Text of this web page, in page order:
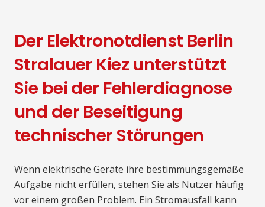
Der Elektronotdienst Berlin
Stralauer Kiez unterstützt
Sie bei der Fehlerdiagnose
und der Beseitigung
technischer Störungen
Wenn elektrische Geräte ihre bestimmungsgemäße
Aufgabe nicht erfüllen, stehen Sie als Nutzer häufig
vor einem großen Problem. Ein Stromausfall kann